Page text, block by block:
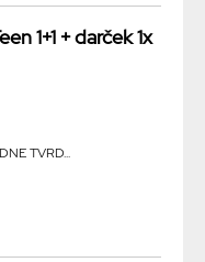
1+1 + darček 1x
TVRD...